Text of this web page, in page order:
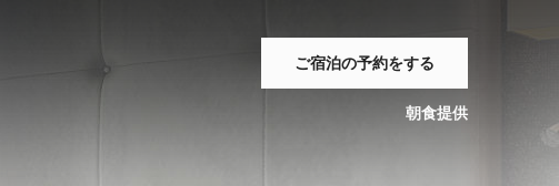
ご宿泊の予約をする
朝食提供